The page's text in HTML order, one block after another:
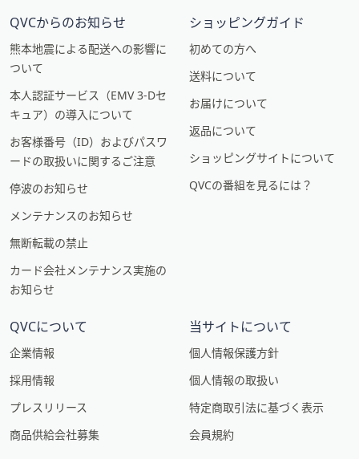
QVCからのお知らせ
熊本地震による配送への影響に
ついて
本人認証サービス（EMV 3-Dセ
キュア）の導入について
お客様番号（ID）およびパスワ
ードの取扱いに関するご注意
停波のお知らせ
メンテナンスのお知らせ
無断転載の禁止
カード会社メンテナンス実施の
お知らせ
ショッピングガイド
初めての方へ
送料について
お届けについて
返品について
ショッピングサイトについて
QVCの番組を見るには？
QVCについて
企業情報
採用情報
プレスリリース
商品供給会社募集
当サイトについて
個人情報保護方針
個人情報の取扱い
特定商取引法に基づく表示
会員規約